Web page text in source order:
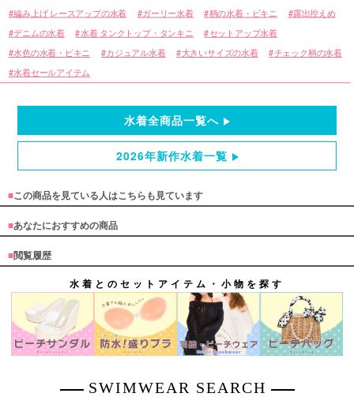
編み上げ レースアップの水着 ガーリー水着 柄の水着・ビキニ 露出控えめ
デニムの水着 水着 タンクトップ・タンキニ
セットアップ水着
水色の水着・ビキニ
カジュアル水着 大きいサイズの水着
チェック柄の水着
水着セールアイテム
水着全商品一覧へ
2026年新作水着一覧
■この商品を見ている人はこちらも見ています
■あなたにおすすめの商品
■閲覧履歴
水着とのセットアイテム・小物を探す
SWIMWEAR SEARCH